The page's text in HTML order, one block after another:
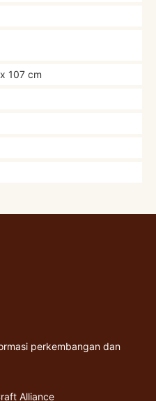
107 cm
perkembangan dan
Alliance